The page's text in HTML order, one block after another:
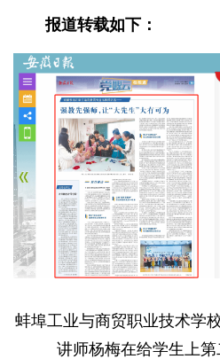
报道转载如下：
蚌埠工业与商贸职业技术学
讲师杨梅在给学生上